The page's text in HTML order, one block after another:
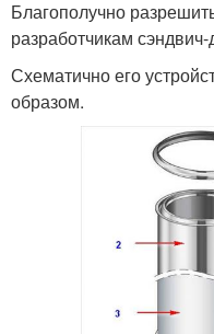
Благополучно
разработчикам
Схематично его
образом.